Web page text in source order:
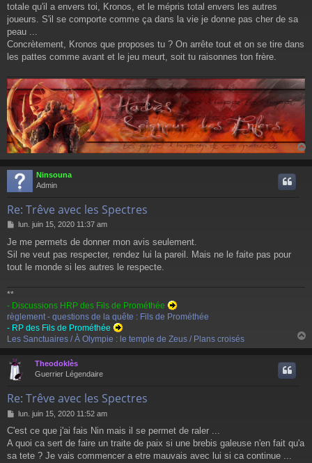
totale qu'il a envers toi, Kronos, et le mépris total envers les autres
joueurs. S'il se comporte comme ça dans la vie je donne pas cher de sa
peau ...
Concrètement, Kronos que proposes tu ? On arrête tout et on se tire dans
les pattes comme avant et le jeu meurt, soit tu raisonnes ton frère.
a
Ninsouna
Admin
Re: Trêve avec les Spectres
M
s
a
lun. juin 15, 2020 11:37 am
Je me permets de donner mon avis seulement.
Sil ne veut pas respecter, rendez lui la pareil. Mais ne le faite pas pour
tout le monde si les autres le respecte.
**
- Discussions HRP des Fils de Prométhée
règlement - questions de la quête : Fils de Prométhée
- RP des Fils de Prométhée
Les Sanctuaires / À Olympie : le temple de Zeus / Plans croisés
a
Theodoklès
Guerrier Légendaire
Re: Trêve avec les Spectres
M
s
s
a
lun. juin 15, 2020 11:52 am
C'est ce que j'ai fais Nin mais il se permet de raler ...
A quoi ca sert de faire un traite de paix si une brebis galeuse n'en fait qu'a
sa tete ? Je vais commencer a etre mauvais avec lui si ca continue ...